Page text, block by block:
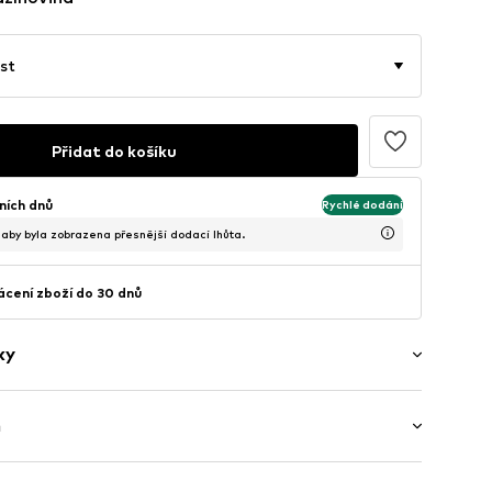
Přidat do košíku
dnů Rychlé dodání
byla zobrazena přesnější dodací lhůta.
zboží do 30 dnů
opraná